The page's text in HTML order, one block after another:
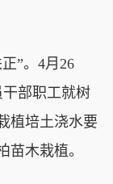
”。4月26
干部职工就树
植培土浇水要
苗木栽植。